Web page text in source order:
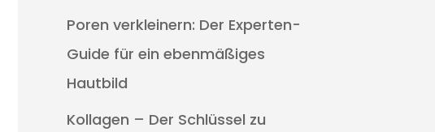
Poren verkleinern: Der Experten-
Guide für ein ebenmäßiges
Hautbild
Kollagen – Der Schlüssel zu